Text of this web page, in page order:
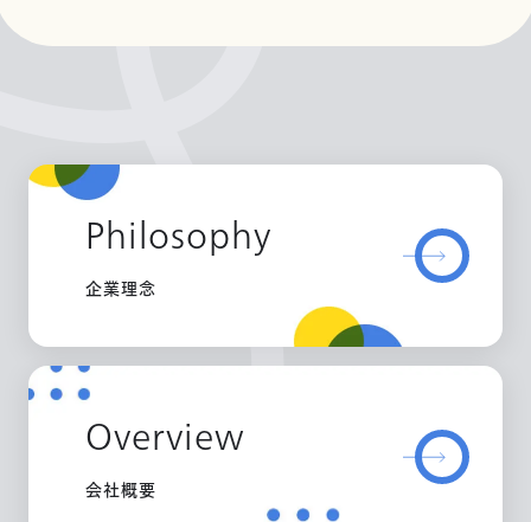
Philosophy
企業理念
Overview
会社概要